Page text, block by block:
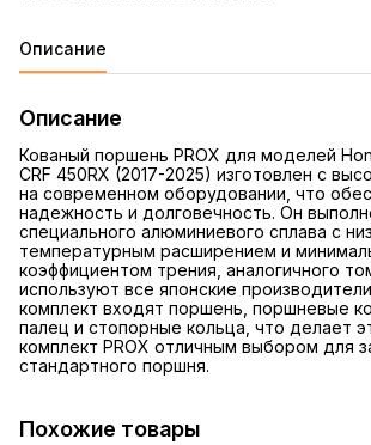
Описание
Описание
Кованый поршень PROX для моделей
CRF 450RX (2017-2025) изготовлен с
на современном оборудовании, что
надежность и долговечность. Он
специального алюминиевого сплава с
температурным расширением и
коэффициентом трения, аналогичного
используют все японские
комплект входят поршень, поршневые
палец и стопорные кольца, что делает
комплект PROX отличным выбором для
стандартного поршня.
Похожие товары